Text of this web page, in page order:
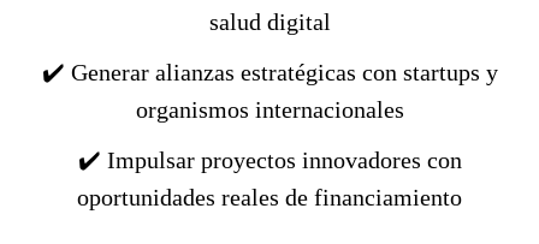
salud digital
✔️ Generar alianzas estratégicas con startups y
organismos internacionales
✔️ Impulsar proyectos innovadores con
oportunidades reales de financiamiento